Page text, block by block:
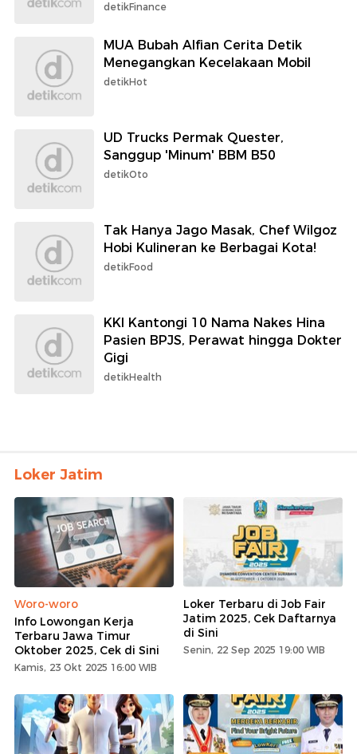
detikFinance
MUA Bubah Alfian Cerita Detik
Menegangkan Kecelakaan Mobil
detikHot
UD Trucks Permak Quester,
Sanggup 'Minum' BBM B50
detikOto
Tak Hanya Jago Masak, Chef Wilgoz
Hobi Kulineran ke Berbagai Kota!
detikFood
KKI Kantongi 10 Nama Nakes Hina
Pasien BPJS, Perawat hingga Dokter
Gigi
detikHealth
Loker Jatim
Woro-woro
Info Lowongan Kerja
Terbaru Jawa Timur
Oktober 2025, Cek di Sini
Kamis, 23 Okt 2025 16:00 WIB
Loker Terbaru di Job Fair
Jatim 2025, Cek Daftarnya
di Sini
Senin, 22 Sep 2025 19:00 WIB